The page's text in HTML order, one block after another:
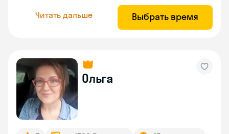
Читать дальше Выбрать время
Ольга